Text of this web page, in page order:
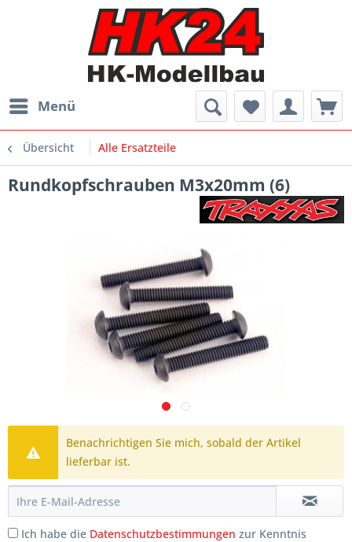
Menü
Übersicht Alle Ersatzteile
Rundkopfschrauben M3x20mm (6)
Benachrichtigen Sie mich, sobald der Artikel
lieferbar ist.
Ich habe die Datenschutzbestimmungen zur Kenntnis